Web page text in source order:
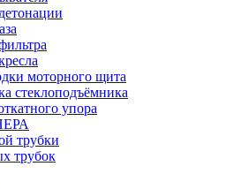
моторного щита
стеклоподъёмника
упора
трубки
трубок